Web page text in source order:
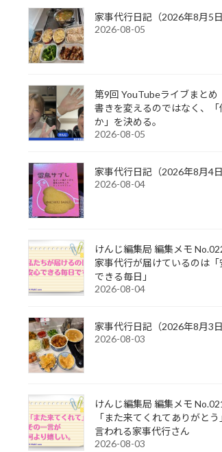
家事代行日記（2026年8月5日
2026-08-05
第9回 YouTubeライブまとめ
書きを変えるのではなく、「
か」を決める。
2026-08-05
家事代行日記（2026年8月4日
2026-08-04
けんじ編集局 編集メモ
家事代行が届けているのは「
できる毎日」
2026-08-04
家事代行日記（2026年8月3日
2026-08-03
けんじ編集局 編集メモ
「また来てくれてありがとう
言われる家事代行さん
2026-08-03